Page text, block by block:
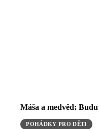
Máša a medvěd: Budu
POHÁDKY PRO DĚTI